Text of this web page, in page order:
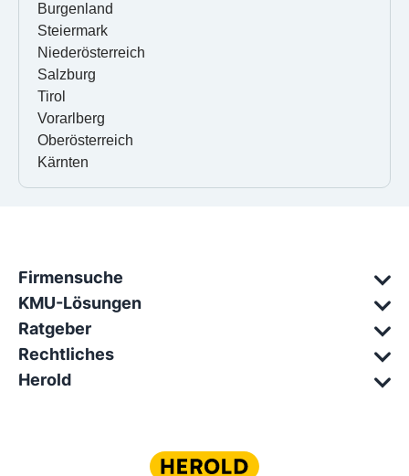
Burgenland
Steiermark
Niederösterreich
Salzburg
Tirol
Vorarlberg
Oberösterreich
Kärnten
Firmensuche
KMU-Lösungen
Ratgeber
Rechtliches
Herold